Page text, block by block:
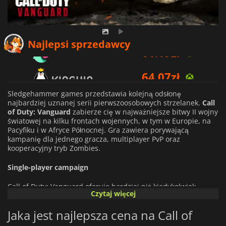
Najlepsi sprzedawcy
80.34zł
Sledgehammer games przedstawia kolejną odsłonę
najbardziej uznanej serii pierwszoosobowych strzelanek. Call
of Duty: Vanguard zabierze cię w najważniejsze bitwy II wojny
światowej na kilku frontach wojennych, w tym w Europie, na
Pacyfiku i w Afryce Północnej. Gra zawiera porywającą
kampanię dla jednego gracza, multiplayer PvP oraz
kooperacyjny tryb Zombies.
Single-player campaign
Call of Duty: Vanguard oferuje bardziej niż kiedykolwiek
interaktywną kampanię, w której toczysz bitwy w kilku
poprzednich gier z serii, ale pozwala na bardziej strategiczne
podejście do akcji dzięki dodaniu kilku elementów. Możesz
Czytaj więcej
Jaka jest najlepsza cena na Call of